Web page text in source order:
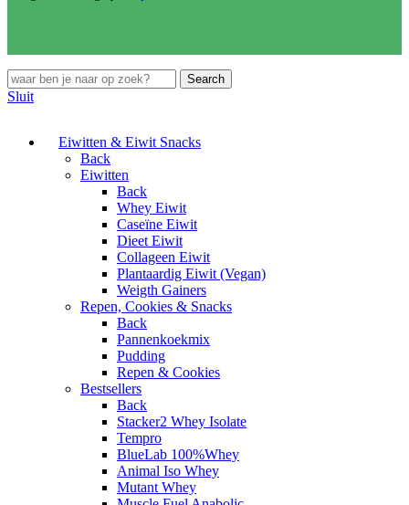
Search
Sluit
Eiwitten & Eiwit Snacks
Back
Eiwitten
Back
Whey Eiwit
Caseïne Eiwit
Dieet Eiwit
Collageen Eiwit
Plantaardig Eiwit (Vegan)
Weigth Gainers
Repen, Cookies & Snacks
Back
Pannenkoekmix
Pudding
Repen & Cookies
Bestsellers
Back
Stacker2 Whey Isolate
Tempro
BlueLab 100%Whey
Animal Iso Whey
Mutant Whey